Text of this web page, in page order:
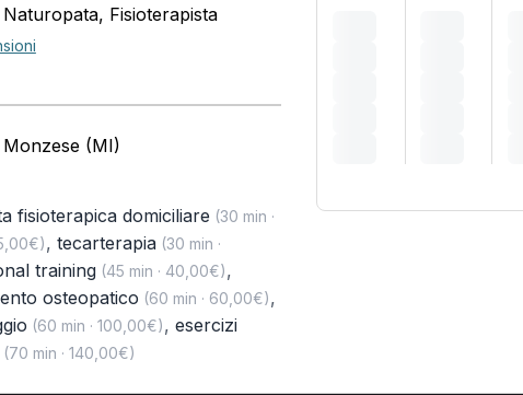
Fisioterapista
(MI)
fisioterapica domiciliare (30 min ·
, tecarterapia(30 min ·
training(45 min · 40,00€),
osteopatico (60 min · 60,00€),
(60 min · 100,00€), esercizi
(70 min · 140,00€)